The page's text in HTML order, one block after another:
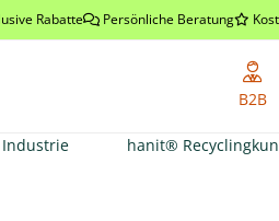
Rabatte Persönliche Beratung
B2B
Industrie hanit®